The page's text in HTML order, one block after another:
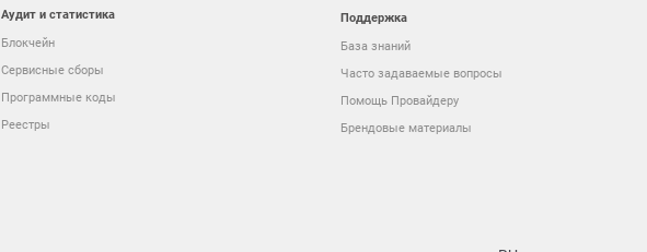
Аудит и статистика
Блокчейн
Сервисные сборы
Программные коды
Реестры
Поддержка
База знаний
Часто задаваемые вопросы
Помощь Провайдеру
Брендовые материалы